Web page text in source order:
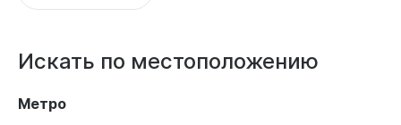
Искать по местоположению
Метро